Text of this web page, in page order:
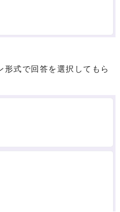
形式で回答を選択してもら